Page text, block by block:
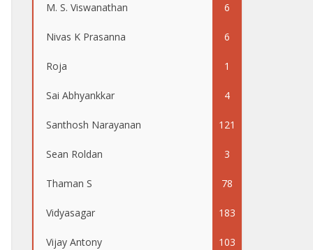
M. S. Viswanathan 6
Nivas K Prasanna 6
Roja 1
Sai Abhyankkar 4
Santhosh Narayanan 121
Sean Roldan 3
Thaman S 78
Vidyasagar 183
Vijay Antony 103